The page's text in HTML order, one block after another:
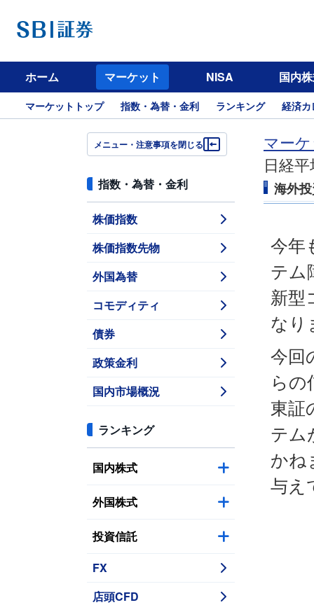
ホーム マーケット NISA 国内
マーケットトップ 指数・為替・金利 ランキング 経済
メニュー・注意事項を閉じる
指数・為替・金利
株価指数
株価指数先物
外国為替
コモディティ
債券
政策金利
国内市場概況
ランキング
国内株式
外国株式
投資信託
FX
店頭CFD
マー
日経
海外
今年
テム
新型
なり
今回
らの
東証
テム
かね
与え